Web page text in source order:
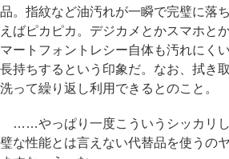
品。指紋など油汚れが一瞬で完璧に落
えばピカピカ。デジカメとかスマホと
マートフォントレシー自体も汚れにく
長持ちするという印象だ。なお、拭き
洗って繰り返し利用できるとのこと。
……やっぱり一度こういうシッカリ
璧な性能とは言えない代替品を使うの